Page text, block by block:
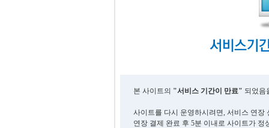
본 사이트의 "서비스 기간이 만료" 되었음
사이트를 다시 운영하시려면, 서비스 연장
연장 결제 완료 후 5분 이내로 사이트가 정